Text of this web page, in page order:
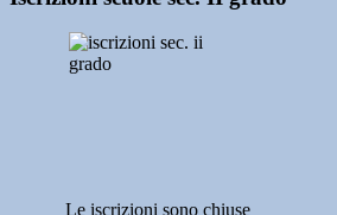
Le iscrizioni sono chiuse